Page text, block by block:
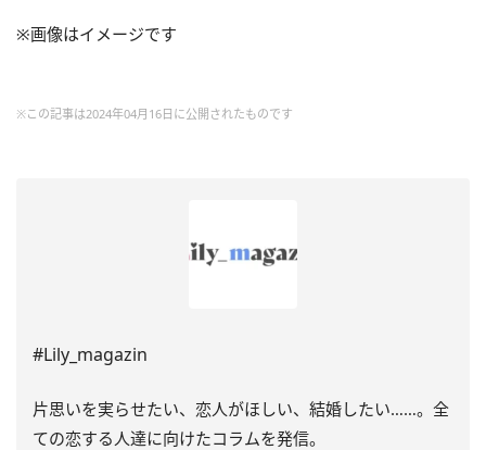
※画像はイメージです
※この記事は2024年04月16日に公開されたものです
#Lily_magazin
片思いを実らせたい、恋人がほしい、結婚したい……。全
ての恋する人達に向けたコラムを発信。